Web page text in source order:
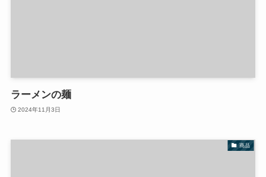
ラーメンの麺
2024年11月3日
商品